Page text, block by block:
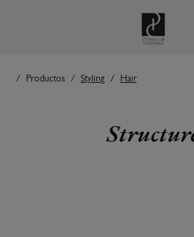
Productos Styling Hair